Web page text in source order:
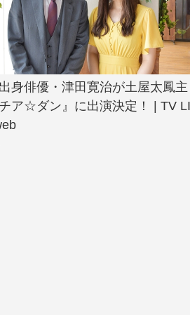
身俳優・津田寛治が土屋太鳳主
ア☆ダン』に出演決定！ | TV LI